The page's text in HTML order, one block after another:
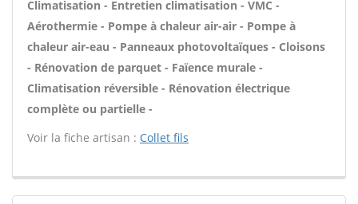
Climatisation - Entretien climatisation - VMC -
Aérothermie - Pompe à chaleur air-air - Pompe à
chaleur air-eau - Panneaux photovoltaïques - Cloisons
- Rénovation de parquet - Faïence murale -
Climatisation réversible - Rénovation électrique
complète ou partielle -
Voir la fiche artisan : Collet fils